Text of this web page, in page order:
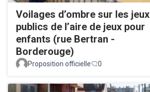
Voilages d’ombre sur les jeux
publics de l’aire de jeux pour
enfants (rue Bertran -
Borderouge)
Proposition officielle 0